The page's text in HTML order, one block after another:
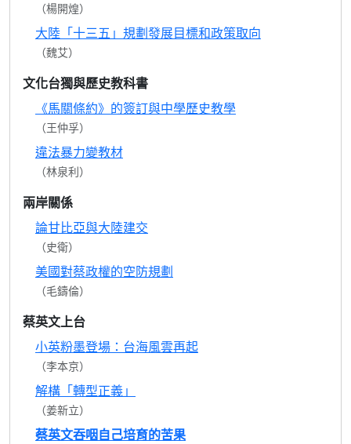
（楊開煌）
大陸「十三五」規劃發展目標和政策取向
（魏艾）
文化台獨與歷史教科書
《馬關條約》的簽訂與中學歷史教學
（王仲孚）
違法暴力變教材
（林泉利）
兩岸關係
論甘比亞與大陸建交
（史衛）
美國對蔡政權的空防規劃
（毛鑄倫）
蔡英文上台
小英粉墨登場：台海風雲再起
（李本京）
解構「轉型正義」
（姜新立）
蔡英文吞咽自己培育的苦果